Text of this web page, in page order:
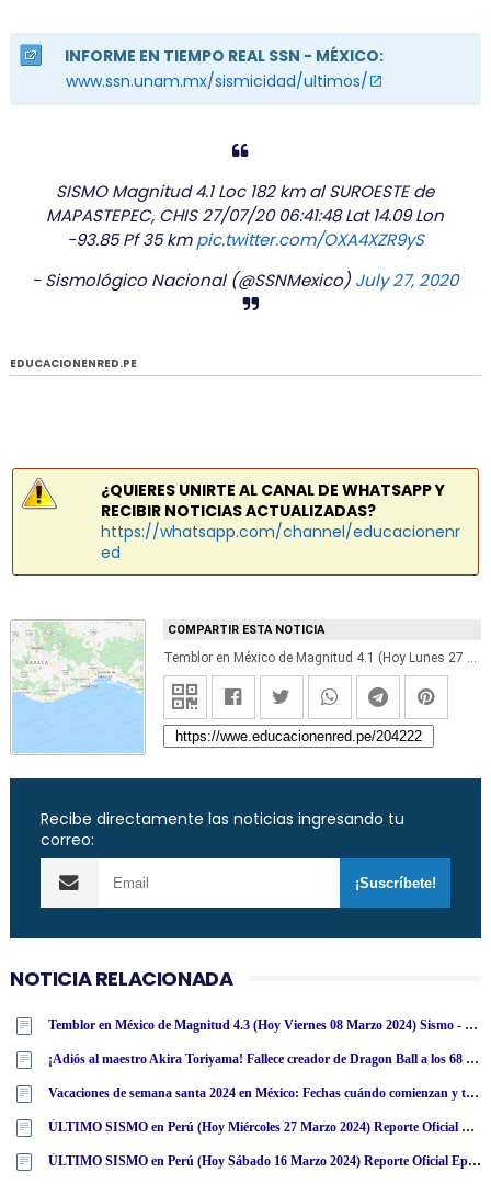
INFORME EN TIEMPO REAL SSN - MÉXICO:
www.ssn.unam.mx/sismicidad/ultimos/
SISMO Magnitud 4.1 Loc 182 km al SUROESTE de
MAPASTEPEC, CHIS 27/07/20 06:41:48 Lat 14.09 Lon
-93.85 Pf 35 kmpic.twitter.com/OXA4XZR9yS
- Sismológico Nacional (@SSNMexico) July 27, 2020
EDUCACIONENRED.PE
¿QUIERES UNIRTE AL CANAL DE WHATSAPP Y
RECIBIR NOTICIAS ACTUALIZADAS?
https://whatsapp.com/channel/educacionenr
ed
COMPARTIR ESTA NOTICIA
Temblor en México de Magnitud 4.1 (Hoy Lunes 27 Julio 2020) Sismo - Epicentro - Mapastepec - Chiapas - CHIS. - SSN - www.ssn.unam.mx
Recibe directamente las noticias ingresando tu
correo:
NOTICIA RELACIONADA
Temblor en México de Magnitud 4.3 (Hoy Viernes 08 Marzo 2024) Sismo - Epicentro - Cintalapa - Chiapas - CHIS. - SSN - www·ssn·unam·mx
¡Adiós al maestro Akira Toriyama! Fallece creador de Dragon Ball a los 68 años
Vacaciones de semana santa 2024 en México: Fechas cuándo comienzan y terminan según calendario SEP
ÚLTIMO SISMO en Perú (Hoy Miércoles 27 Marzo 2024) Reporte Oficial Epicentro IGP
ÚLTIMO SISMO en Perú (Hoy Sábado 16 Marzo 2024) Reporte Oficial Epicentro IGP